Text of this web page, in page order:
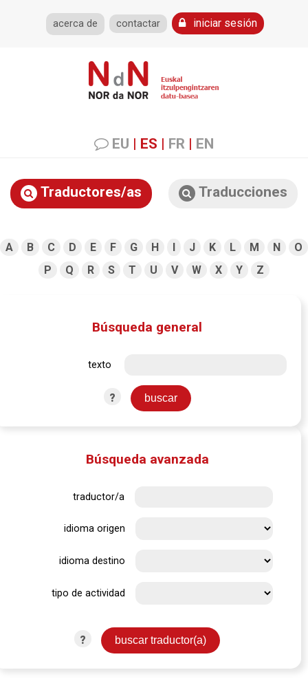
acerca de contactar iniciar sesión
EU | ES | FR | EN
Traductores/as Traducciones
A B C D E F G H I J K L M N
O
P
Q R S T U V W X Y Z
Búsqueda general
texto
?
Búsqueda avanzada
traductor/a
idioma origen
idioma destino
tipo de actividad
?